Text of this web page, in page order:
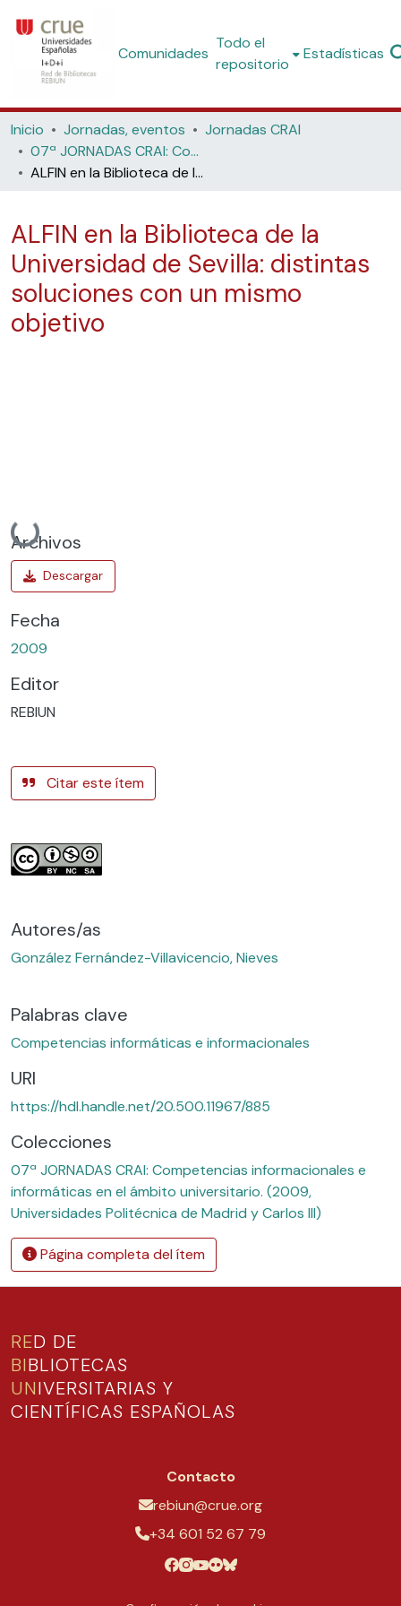
Comunidades
Todo el
repositorio
Estadísticas
Inicio Jornadas, eventos
Jornadas CRAI
07ª JORNADAS CRAI: Competencias informacionales e informáticas en el ámbito universitario. (2009, Universidades Politécnica de Madrid y Carlos III)
ALFIN en la Biblioteca de la Universidad de Sevilla: distintas soluciones con un mismo objetivo
ALFIN en la Biblioteca de la
Universidad de Sevilla: distintas
soluciones con un mismo
objetivo
Cargando...
Archivos
Fecha
2009
Editor
REBIUN
Citar este ítem
Autores/as
González Fernández-Villavicencio, Nieves
Palabras clave
Competencias informáticas e informacionales
URI
https://hdl.handle.net/20.500.11967/885
Colecciones
07ª JORNADAS CRAI: Competencias informacionales e
informáticas en el ámbito universitario. (2009,
Universidades Politécnica de Madrid y Carlos III)
Página completa del ítem
RED DE
BIBLIOTECAS
UNIVERSITARIAS Y
CIENTÍFICAS ESPAÑOLAS
Contacto
rebiun@crue.org
+34 601 52 67 79